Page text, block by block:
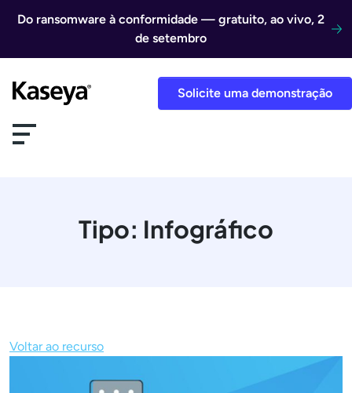
Do ransomware à conformidade — gratuito, ao vivo, 2
de setembro
Solicite uma demonstração
Tipo: Infográfico
Voltar ao recurso